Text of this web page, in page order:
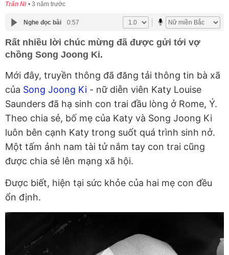
Trân Ni 3 năm trước
Nghe đọc bài 0:57
Rất nhiều lời chúc mừng đã được gửi tới vợ
chồng Song Joong Ki.
Mới đây, truyền thông đã đăng tải thông tin bà xã
của Song Joong Ki - nữ diễn viên Katy Louise
Saunders đã hạ sinh con trai đầu lòng ở Rome, Ý.
Theo chia sẻ, bố mẹ của Katy và Song Joong Ki
luôn bên cạnh Katy trong suốt quá trình sinh nở.
Một tấm ảnh nam tài tử nắm tay con trai cũng
được chia sẻ lên mạng xã hội.
Được biết, hiện tại sức khỏe của hai mẹ con đều
ổn định.